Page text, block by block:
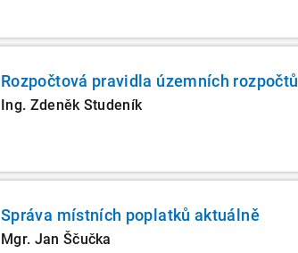
Rozpočtová pravidla územních rozpočtů
Ing. Zdeněk Studeník
Správa místních poplatků aktuálně
Mgr. Jan Ščučka